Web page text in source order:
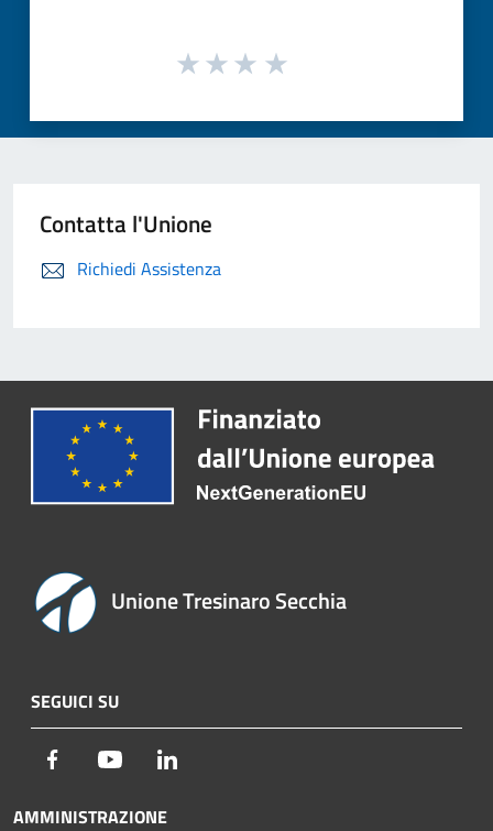
Contatta l'Unione
Richiedi Assistenza
Unione Tresinaro Secchia
SEGUICI SU
Facebook Youtube
AMMINISTRAZIONE